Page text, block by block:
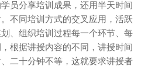
员分享培训成果，还用半天时间
不同培训方式的交叉应用，活跃
、组织培训过程每一个环节、每
根据讲授内容的不同，讲授时间
二十分钟不等，这就要求讲授者